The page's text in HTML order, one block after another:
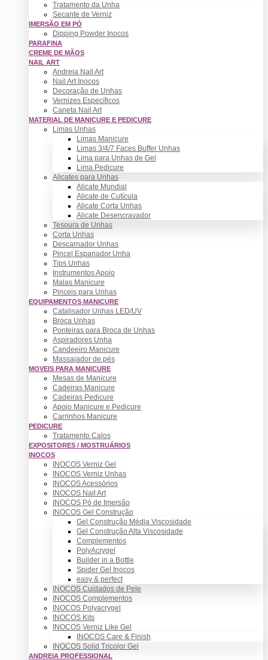
Tratamento da Unha
Secante de Verniz
IMERSÃO EM PÓ
Dipping Powder Inocos
PARAFINA
CREME DE MÃOS
NAIL ART
Andreia Nail Art
Nail Art Inocos
Decoração de Unhas
Vernizes Específicos
Caneta Nail Art
MATERIAL DE MANICURE E PEDICURE
Limas Unhas
Limas Manicure
Limas 3/4/7 Faces Buffer Unhas
Lima para Unhas de Gel
Lima Pedicure
Alicates para Unhas
Alicate Mundial
Alicate de Cutícula
Alicate Corta Unhas
Alicate Desencravador
Tesoura de Unhas
Corta Unhas
Descarnador Unhas
Pincel Espanador Unha
Tips Unhas
Instrumentos Apoio
Malas Manicure
Pinceis para Unhas
EQUIPAMENTOS MANICURE
Catalisador Unhas LED/UV
Broca Unhas
Ponteiras para Broca de Unhas
Aspiradores Unha
Candeeiro Manicure
Massajador de pés
MOVEIS PARA MANICURE
Mesas de Manicure
Cadeiras Manicure
Cadeiras Pedicure
Apoio Manicure e Pedicure
Carrinhos Manicure
PEDICURE
Tratamento Calos
EXPOSITORES / MOSTRUÁRIOS
INOCOS
INOCOS Verniz Gel
INOCOS Verniz Unhas
INOCOS Acessórios
INOCOS Nail Art
INOCOS Pó de Imersão
INOCOS Gel Construção
Gel Construção Média Viscosidade
Gel Construção Alta Viscosidade
Complementos
PolyAcrygel
Builder in a Bottle
Spider Gel Inocos
easy & perfect
INOCOS Cuidados de Pele
INOCOS Complementos
INOCOS Polyacrygel
INOCOS Kits
INOCOS Verniz Like Gel
INOCOS Care & Finish
INOCOS Solid Tricolor Gel
ANDREIA PROFESSIONAL